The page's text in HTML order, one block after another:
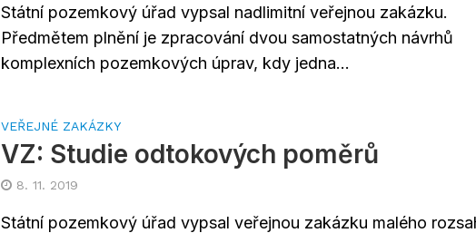
Státní pozemkový úřad vypsal nadlimitní veřejnou zakázku.
Předmětem plnění je zpracování dvou samostatných návrhů
komplexních pozemkových úprav, kdy jedna...
VEŘEJNÉ ZAKÁZKY
VZ: Studie odtokových poměrů
8. 11. 2019
Státní pozemkový úřad vypsal veřejnou zakázku malého